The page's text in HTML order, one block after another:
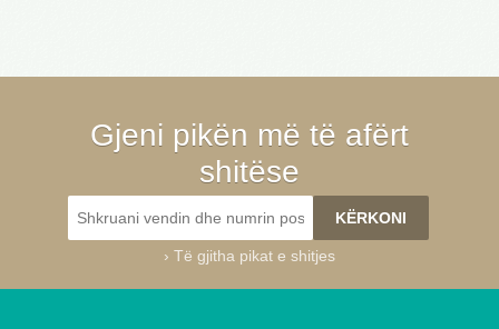
Gjeni pikën më të afërt
shitëse
› Të gjitha pikat e shitjes